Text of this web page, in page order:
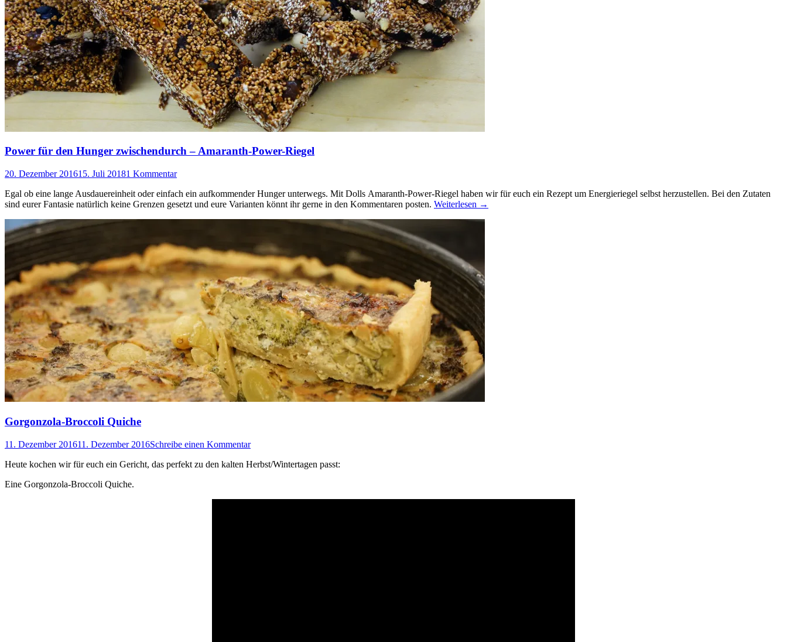
Power für den Hunger zwischendurch – Amaranth-Power-Riegel
20. Dezember 201615. Juli 20181 Kommentar
Egal ob eine lange Ausdauereinheit oder einfach ein aufkommender Hunger unterwegs. Mit Dolls Amaranth-Power-Riegel haben wir für euch ein Rezept um Energieriegel selbst herzustellen. Bei den Zutaten
sind eurer Fantasie natürlich keine Grenzen gesetzt und eure Varianten könnt ihr gerne in den Kommentaren posten. Weiterlesen →
Gorgonzola-Broccoli Quiche
11. Dezember 201611. Dezember 2016Schreibe einen Kommentar
Heute kochen wir für euch ein Gericht, das perfekt zu den kalten Herbst/Wintertagen passt:
Eine Gorgonzola-Broccoli Quiche.